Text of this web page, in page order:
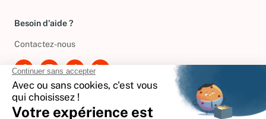
Besoin d'aide ?
Contactez-nous
International